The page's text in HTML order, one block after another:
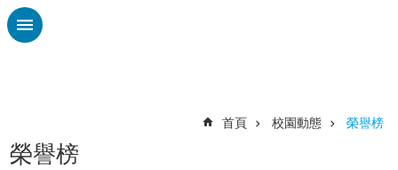
跳到主要內容區塊
認
首頁 校園動態 榮譽榜
榮譽榜